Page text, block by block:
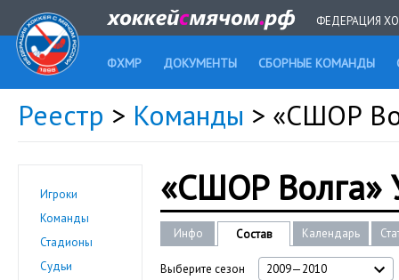
ФЕДЕРАЦИЯ
ФХМР ДОКУМЕНТЫ СБОРНЫЕ КОМАНДЫ
Реестр > Команды > «СШОР
Игроки
Команды
Стадионы
Судьи
«СШОР Волга»
Инфо Состав Календарь
Выберите сезон 2009—2010